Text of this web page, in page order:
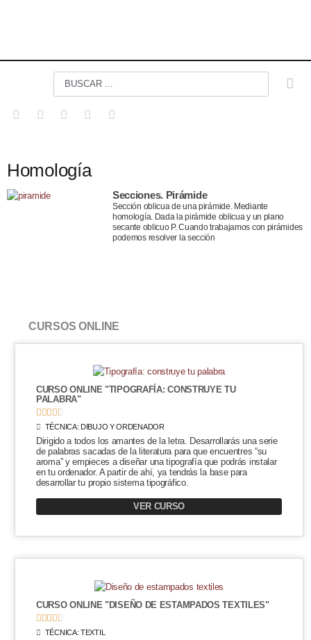
Homología
Secciones. Pirámide
Sección oblicua de una pirámide. Mediante
homología. Dada la pirámide oblicua y un plano
secante oblicuo P. Cuando trabajamos con pirámides
podemos resolver la sección
CURSOS ONLINE
CURSO ONLINE "TIPOGRAFÍA: CONSTRUYE TU
PALABRA"
    
TÉCNICA: DIBUJO Y ORDENADOR
Dirigido a todos los amantes de la letra. Desarrollarás una serie
de palabras sacadas de la literatura para que encuentres “su
aroma” y empieces a diseñar una tipografía que podrás instalar
en tu ordenador. A partir de ahí, ya tendrás la base para
desarrollar tu propio sistema tipográfico.
VER CURSO
CURSO ONLINE "DISEÑO DE ESTAMPADOS TEXTILES"

TÉCNICA:TEXTIL